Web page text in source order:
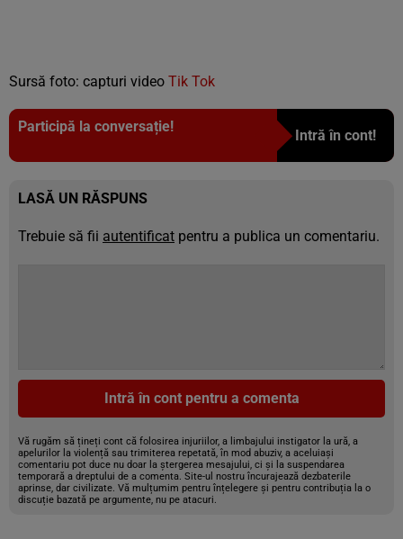
Sursă foto: capturi video Tik Tok
Participă la conversație!
Intră în cont!
LASĂ UN RĂSPUNS
Trebuie să fii autentificat pentru a publica un comentariu.
Intră în cont pentru a comenta
Vă rugăm să țineți cont că folosirea injuriilor, a limbajului instigator la ură, a
apelurilor la violență sau trimiterea repetată, în mod abuziv, a aceluiași
comentariu pot duce nu doar la ștergerea mesajului, ci și la suspendarea
temporară a dreptului de a comenta. Site-ul nostru încurajează dezbaterile
aprinse, dar civilizate. Vă mulțumim pentru înțelegere și pentru contribuția la o
discuție bazată pe argumente, nu pe atacuri.